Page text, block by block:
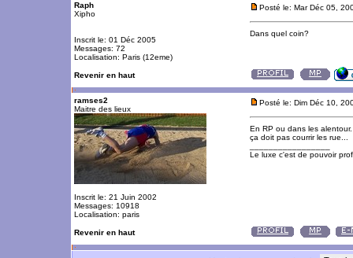
Raph
Xipho
Inscrit le: 01 Déc 2005
Messages: 72
Localisation: Paris (12eme)
Posté le: Mar Déc 05,
Dans quel coin?
Revenir en haut
ramses2
Maitre des lieux
Inscrit le: 21 Juin 2002
Messages: 10918
Localisation: paris
Posté le: Dim Déc 10,
En RP ou dans les
ça doit pas courrir les rue...
Le luxe c'est de pouvoir
Revenir en haut